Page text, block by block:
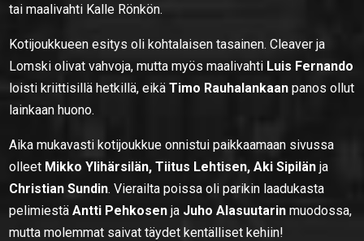
tai maalivahti Kalle Rönkön.
Kotijoukkueen esitys oli kohtalaisen tasainen. Cleaver ja
Lomski olivat vahvoja, mutta myös maalivahti Luis Fernando
loisti kriittisillä hetkillä, eikäTimo Rauhalankaan panos ollut
lainkaan huono.
Aika mukavasti kotijoukkue onnistui paikkaamaan sivussa
olleet Mikko Ylihärsilän, Tiitus Lehtisen, Aki Sipilän ja
Christian Sundin. Vierailta poissa oli parikin laadukasta
pelimiestäAntti Pehkosen ja Juho Alasuutarin muodossa,
mutta molemmat saivat täydet kentälliset kehiin!